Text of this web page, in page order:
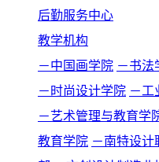
后勤服务中心
教学机构
－中国画学院 －书法
－时尚设计学院 －工
－艺术管理与教育学
教育学院 －南特设计